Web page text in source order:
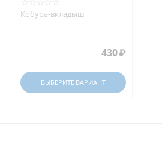
Кобура-вкладыш
430₽
ВЫБЕРИТЕ ВАРИАНТ